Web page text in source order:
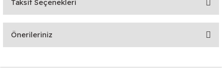
Bu ürüne ilk yorumu siz yapın!
Taksit Seçenekleri
Önerileriniz